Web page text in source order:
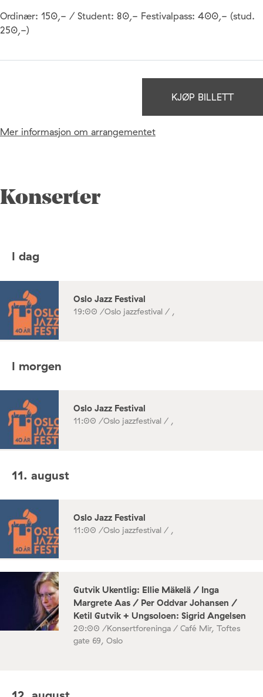
Ordinær: 150,- / Student: 80,- Festivalpass: 400,- (stud.
250,-)
KJØP BILLETT
Mer informasjon om arrangementet
Konserter
I dag
Oslo Jazz Festival
19:00 /Oslo jazzfestival / ,
I morgen
Oslo Jazz Festival
11:00 /Oslo jazzfestival / ,
11. august
Oslo Jazz Festival
11:00 /Oslo jazzfestival / ,
Gutvik Ukentlig: Ellie Mäkelä / Inga
Margrete Aas / Per Oddvar Johansen /
Ketil Gutvik + Ungsoloen: Sigrid Angelsen
20:00 /Konsertforeninga / Café Mir, Toftes
gate 69, Oslo